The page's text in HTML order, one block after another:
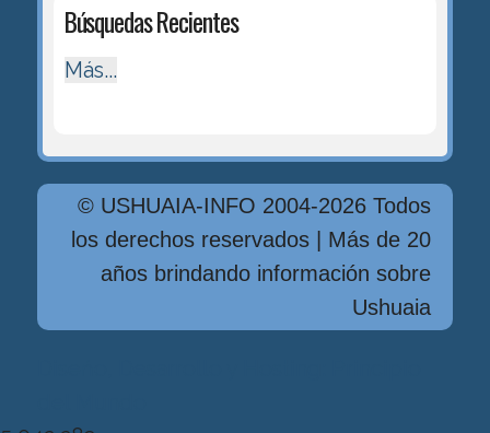
Búsquedas Recientes
Más...
© USHUAIA-INFO 2004-2026 Todos
los derechos reservados | Más de 20
años brindando información sobre
Ushuaia